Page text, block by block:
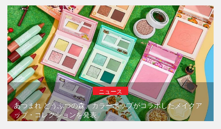
ニュース
あつまれ どうぶつの森、カラーポップがコラボしたメイクア
ップ・コレクションを発表